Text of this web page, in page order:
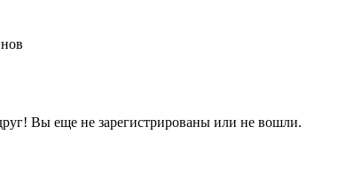
Вы еще не зарегистрированы или не вошли.